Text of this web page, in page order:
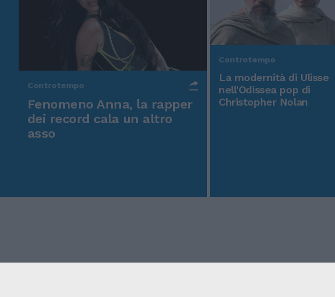
Controtempo
Fenomeno Anna, la rapper
dei record cala un altro
asso
Controtempo
La modernità di Ulisse
nell'Odissea pop di
Christopher Nolan